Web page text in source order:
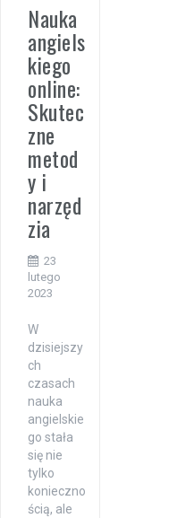
Nauka
angiels
kiego
online:
Skutec
zne
metod
y i
narzęd
zia
23
lutego
2023
W
dzisiejszy
ch
czasach
nauka
angielskie
go stała
się nie
tylko
konieczno
ścią, ale